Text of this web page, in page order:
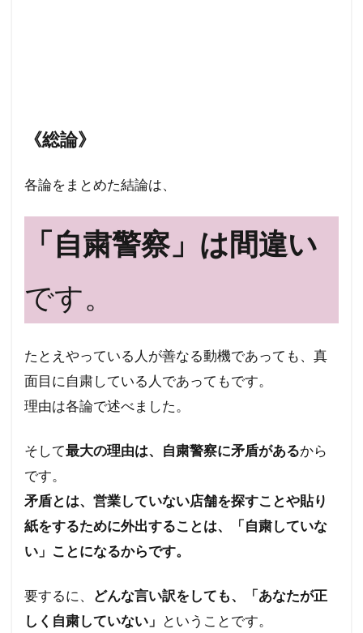
《総論》
各論をまとめた結論は、
「自粛警察」は間違い
です。
たとえやっている人が善なる動機であっても、真
面目に自粛している人であってもです。
理由は各論で述べました。
そして最大の理由は、自粛警察に矛盾があるから
です。
矛盾とは、営業していない店舗を探すことや貼り
紙をするために外出することは、「自粛していな
い」ことになるからです。
要するに、 どんな言い訳をしても、「あなたが正
しく自粛していない」 ということです。